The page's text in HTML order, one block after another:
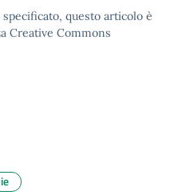
questo articolo è
Creative Commons